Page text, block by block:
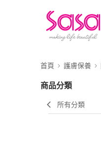
首頁 護膚保養
商品分類
所有分類